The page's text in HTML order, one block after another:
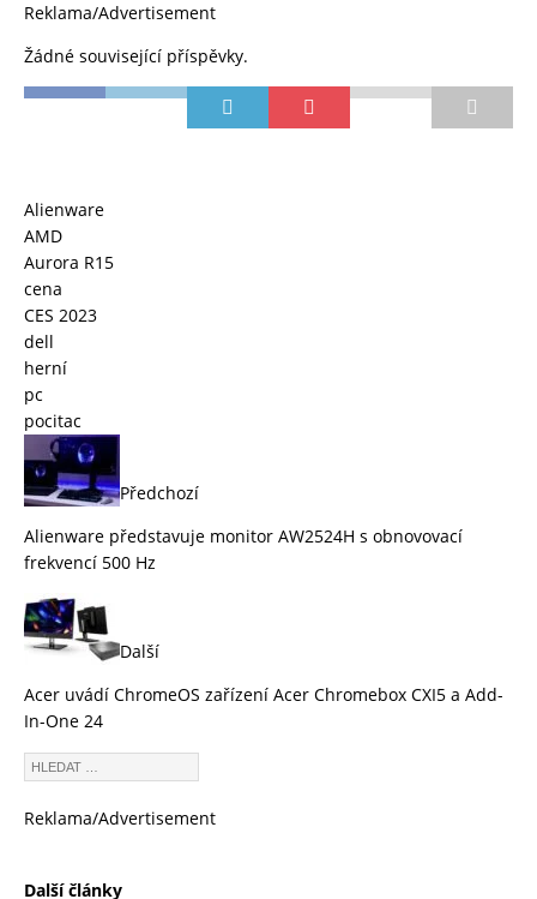
Reklama/Advertisement
Žádné související příspěvky.
Alienware
AMD
Aurora R15
cena
CES 2023
dell
herní
pc
pocitac
Předchozí
Alienware představuje monitor AW2524H s obnovovací
frekvencí 500 Hz
Další
Acer uvádí ChromeOS zařízení Acer Chromebox CXI5 a Add-
In-One 24
Reklama/Advertisement
Další články